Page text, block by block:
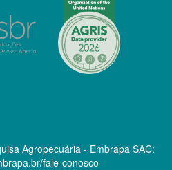
Agropecuária - Embrapa SAC:
fale-conosco